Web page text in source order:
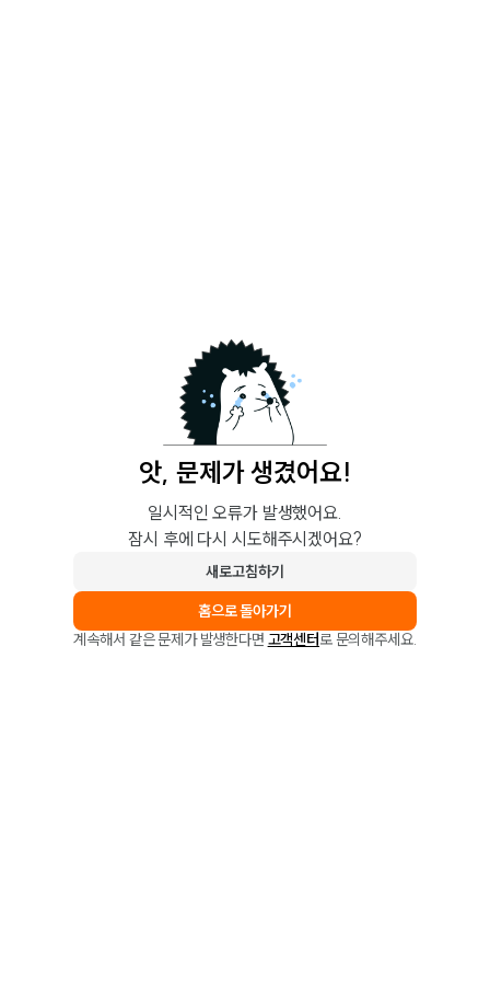
앗, 문제가 생겼어요!
일시적인 오류가 발생했어요.
잠시 후에 다시 시도해주시겠어요?
새로고침하기
홈으로 돌아가기
계속해서 같은 문제가 발생한다면 고객센터로 문의해주세요.